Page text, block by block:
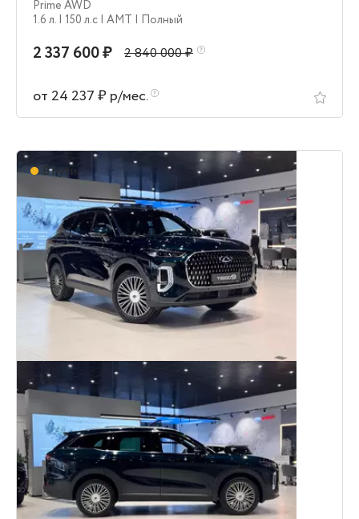
Prime AWD
1.6 л. | 150 л.c | AMT | Полный
2 337 600 ₽ 2 840 000 ₽
от 24 237 ₽ р/мес.
В пути